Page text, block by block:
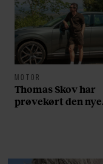
MOTOR
Thomas Skov har
prøvekørt den nye